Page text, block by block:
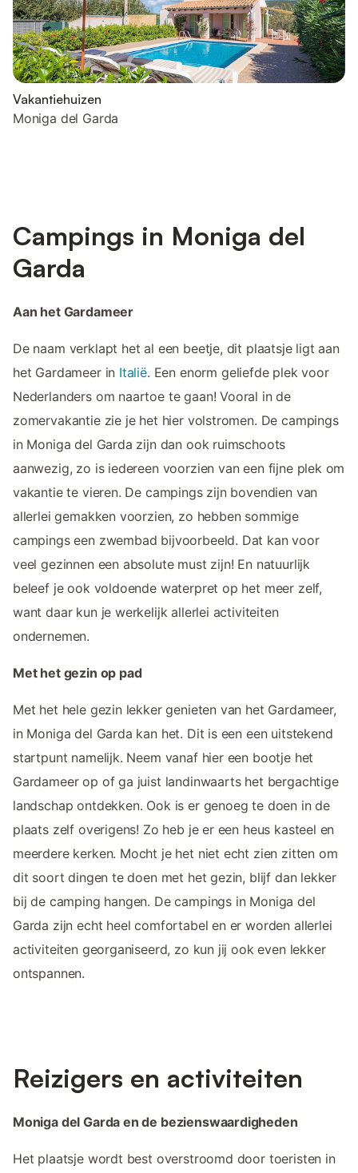
Vakantiehuizen
Moniga del Garda
Campings in Moniga del
Garda
Aan het Gardameer
De naam verklapt het al een beetje, dit plaatsje ligt aan
het Gardameer in Italië. Een enorm geliefde plek voor
Nederlanders om naartoe te gaan! Vooral in de
zomervakantie zie je het hier volstromen. De campings
in Moniga del Garda zijn dan ook ruimschoots
aanwezig, zo is iedereen voorzien van een fijne plek om
vakantie te vieren. De campings zijn bovendien van
allerlei gemakken voorzien, zo hebben sommige
campings een zwembad bijvoorbeeld. Dat kan voor
veel gezinnen een absolute must zijn! En natuurlijk
beleef je ook voldoende waterpret op het meer zelf,
want daar kun je werkelijk allerlei activiteiten
ondernemen.
Met het gezin op pad
Met het hele gezin lekker genieten van het Gardameer,
in Moniga del Garda kan het. Dit is een een uitstekend
startpunt namelijk. Neem vanaf hier een bootje het
Gardameer op of ga juist landinwaarts het bergachtige
landschap ontdekken. Ook is er genoeg te doen in de
plaats zelf overigens! Zo heb je er een heus kasteel en
meerdere kerken. Mocht je het niet echt zien zitten om
dit soort dingen te doen met het gezin, blijf dan lekker
bij de camping hangen. De campings in Moniga del
Garda zijn echt heel comfortabel en er worden allerlei
activiteiten georganiseerd, zo kun jij ook even lekker
ontspannen.
Reizigers en activiteiten
Moniga del Garda en de bezienswaardigheden
Het plaatsje wordt best overstroomd door toeristen in